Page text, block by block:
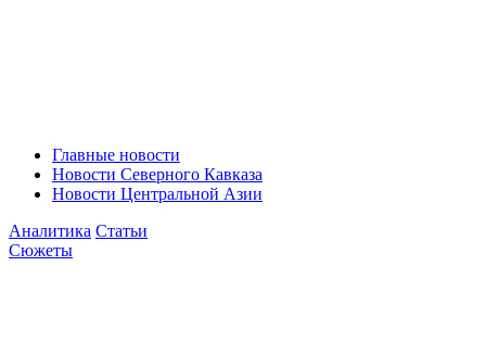
Главные новости
Новости Северного Кавказа
Новости Центральной Азии
Аналитика Статьи
Сюжеты